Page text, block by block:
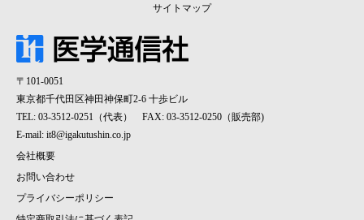
サイトマップ
〒101-0051
東京都千代田区神田神保町2-6 十歩ビル
TEL: 03-3512-0251（代表） FAX: 03-3512-0250（販売部)
E-mail: it8@igakutushin.co.jp
会社概要
お問い合わせ
プライバシーポリシー